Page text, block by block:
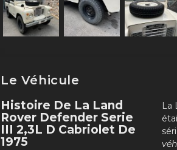
Le Véhicule
Histoire De La Land
Rover Defender Serie
III 2,3L D Cabriolet De
1975
La